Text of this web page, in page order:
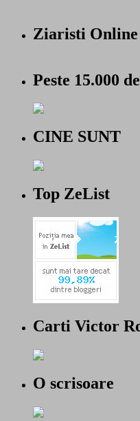
Ziaristi Online
Peste 15.000
CINE SUNT
Top ZeList
Carti Victor
O scrisoare